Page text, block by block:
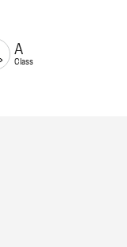
A
Class